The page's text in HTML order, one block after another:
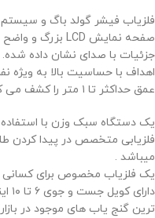
فلزیاب فیشر گولد باگ و
صفحه نمایش LCD بزرگ و واضح به دیدن هدف کمک می کند.
جزئیات با صدای نشان داده شده.
اهداف با حساسیت بالا به
عمق حداکثر تا ۱ متر را کشف می کند.
یک دستگاه سبک وزن با
فلزیابی متخصص در پیدا
میباشد .
یک فلزیاب مخصوص برای
ترین گنج یاب های موجود در